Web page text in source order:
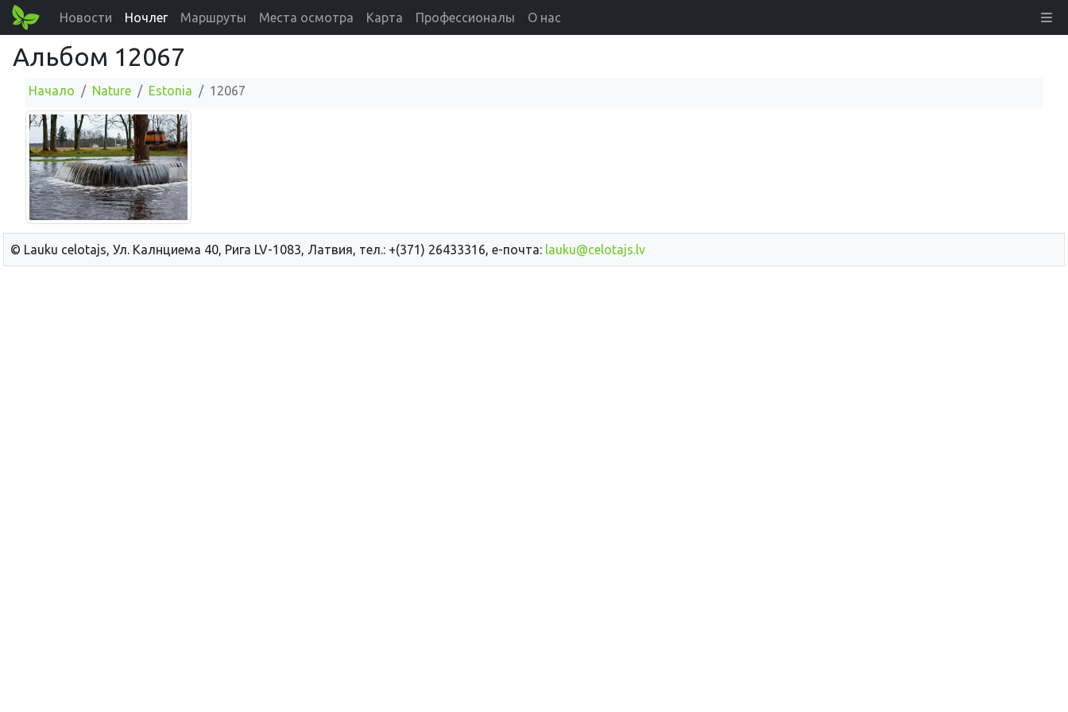
Новости Ночлег Маршруты Места осмотра Карта Профессионалы О нас
Альбом 12067
Начало Nature Estonia 12067
© Lauku сelotajs, Ул. Калнциема 40, Рига LV-1083, Латвия, тел.: +(371) 26433316, е-почта: lauku@celotajs.lv